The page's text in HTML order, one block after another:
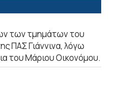
των τμημάτων του
ΠΑΣ Γιάννινα, λόγω
του Μάριου Οικονόμου.